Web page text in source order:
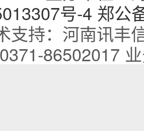
号-4 郑公
支持：河南讯丰
0371-86502017